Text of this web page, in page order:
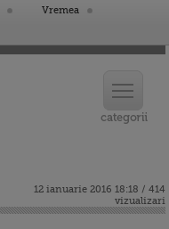
Vremea
12 ianuarie 2016 18:18 / 414
vizualizari